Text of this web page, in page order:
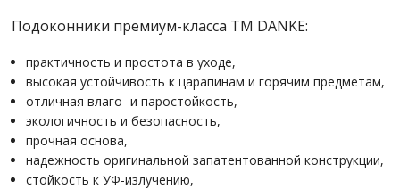
Подоконники премиум-класса TM DANKE:
практичность и простота в уходе,
высокая устойчивость к царапинам и горячим предметам,
отличная влаго- и паростойкость,
экологичность и безопасность,
прочная основа,
надежность оригинальной запатентованной конструкции,
стойкость к УФ-излучению,